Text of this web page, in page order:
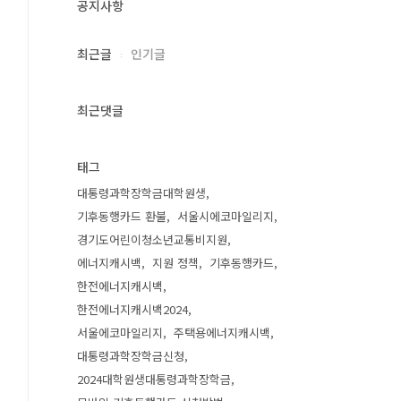
공지사항
최근글 인기글
최근댓글
태그
대통령과학장학금대학원생
기후동행카드 환불
서울시에코마일리지
경기도어린이청소년교통비지원
에너지캐시백
지원 정책
기후동행카드
한전에너지캐시백
한전에너지캐시백2024
서울에코마일리지
주택용에너지캐시백
대통령과학장학금신청
2024대학원생대통령과학장학금